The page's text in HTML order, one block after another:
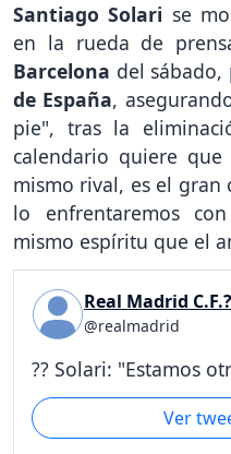
Santiago Solari se
en la rueda de
Barcelona del
de España,
pie", tras la
calendario quiere
mismo rival, es el gran
lo enfrentaremos
mismo espíritu que el
Real Madrid C.F.?
@realmadrid
?? Solari: "Estamos
Ver